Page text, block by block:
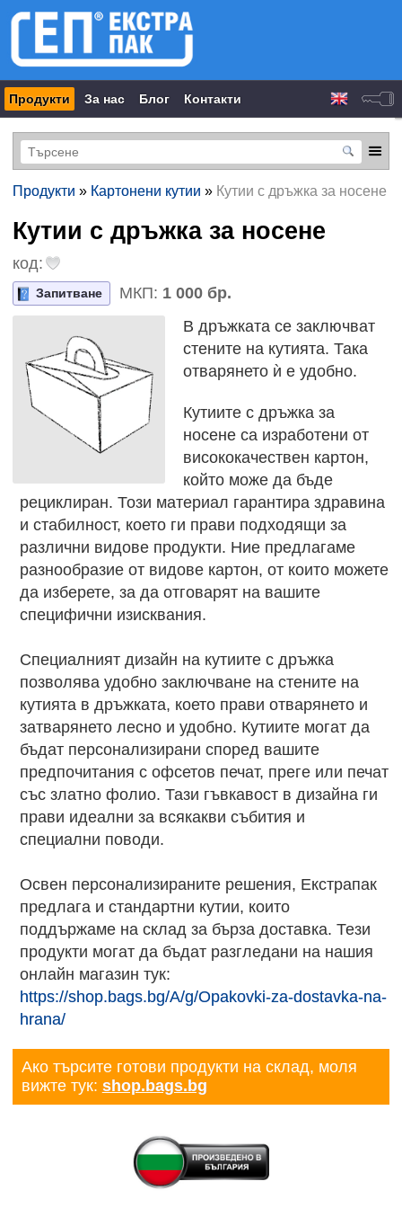
Продукти За нас Блог Контакти
Продукти » Картонени кутии » Кутии с дръжка за носене
Кутии с дръжка за носене
код:
Запитване МКП: 1 000 бр.
В дръжката се заключват
стените на кутията. Така
отварянето ѝ е удобно.
Кутиите с дръжка за
носене са изработени от
висококачествен картон,
който може да бъде
рециклиран. Този материал гарантира здравина
и стабилност, което ги прави подходящи за
различни видове продукти. Ние предлагаме
разнообразие от видове картон, от които можете
да изберете, за да отговарят на вашите
специфични изисквания.
Специалният дизайн на кутиите с дръжка
позволява удобно заключване на стените на
кутията в дръжката, което прави отварянето и
затварянето лесно и удобно. Кутиите могат да
бъдат персонализирани според вашите
предпочитания с офсетов печат, преге или печат
със златно фолио. Тази гъвкавост в дизайна ги
прави идеални за всякакви събития и
специални поводи.
Освен персонализираните решения, Екстрапак
предлага и стандартни кутии, които
поддържаме на склад за бърза доставка. Тези
продукти могат да бъдат разгледани на нашия
онлайн магазин тук:
https://shop.bags.bg/A/g/Opakovki-za-dostavka-na-
hrana/
Ако търсите готови продукти на склад, моля
вижте тук: shop.bags.bg